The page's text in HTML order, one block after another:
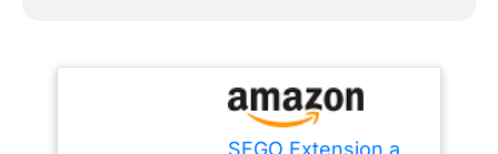
SEGO Extension a